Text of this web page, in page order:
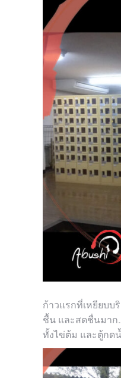
ก้าวแรกที่เหยียบบ
ชื้น และสดชื่นมาก
ทั้งไข่ต้ม และตู้กด